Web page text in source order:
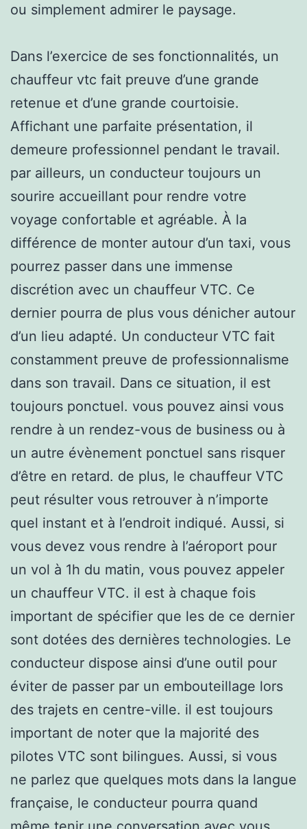
ou simplement admirer le paysage.
Dans l’exercice de ses fonctionnalités, un
chauffeur vtc fait preuve d’une grande
retenue et d’une grande courtoisie.
Affichant une parfaite présentation, il
demeure professionnel pendant le travail.
par ailleurs, un conducteur toujours un
sourire accueillant pour rendre votre
voyage confortable et agréable. À la
différence de monter autour d’un taxi, vous
pourrez passer dans une immense
discrétion avec un chauffeur VTC. Ce
dernier pourra de plus vous dénicher autour
d’un lieu adapté. Un conducteur VTC fait
constamment preuve de professionnalisme
dans son travail. Dans ce situation, il est
toujours ponctuel. vous pouvez ainsi vous
rendre à un rendez-vous de business ou à
un autre évènement ponctuel sans risquer
d’être en retard. de plus, le chauffeur VTC
peut résulter vous retrouver à n’importe
quel instant et à l’endroit indiqué. Aussi, si
vous devez vous rendre à l’aéroport pour
un vol à 1h du matin, vous pouvez appeler
un chauffeur VTC. il est à chaque fois
important de spécifier que les de ce dernier
sont dotées des dernières technologies. Le
conducteur dispose ainsi d’une outil pour
éviter de passer par un embouteillage lors
des trajets en centre-ville. il est toujours
important de noter que la majorité des
pilotes VTC sont bilingues. Aussi, si vous
ne parlez que quelques mots dans la langue
française, le conducteur pourra quand